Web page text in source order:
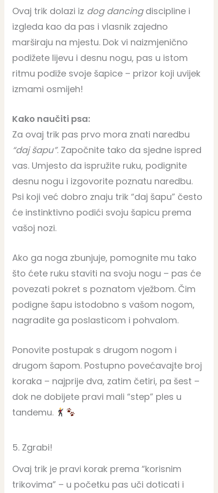
Ovaj trik dolazi iz dog dancingdiscipline i
izgleda kao da pas i vlasnik zajedno
marširaju na mjestu. Dok vi naizmjenično
podižete lijevu i desnu nogu, pas u istom
ritmu podiže svoje šapice – prizor koji uvijek
izmami osmijeh!
Kako naučiti psa:
Za ovaj trik pas prvo mora znati naredbu
“daj šapu”. Započnite tako da sjedne ispred
vas. Umjesto da ispružite ruku, podignite
desnu nogu i izgovorite poznatu naredbu.
Psi koji već dobro znaju trik “daj šapu” često
će instinktivno podići svoju šapicu prema
vašoj nozi.
Ako ga noga zbunjuje, pomognite mu tako
što ćete ruku staviti na svoju nogu – pas će
povezati pokret s poznatom vježbom. Čim
podigne šapu istodobno s vašom nogom,
nagradite ga poslasticom i pohvalom.
Ponovite postupak s drugom nogom i
drugom šapom. Postupno povećavajte broj
koraka – najprije dva, zatim četiri, pa šest –
dok ne dobijete pravi mali “step” ples u
tandemu.
5. Zgrabi!
Ovaj trik je pravi korak prema “korisnim
trikovima” – u početku pas uči doticati i